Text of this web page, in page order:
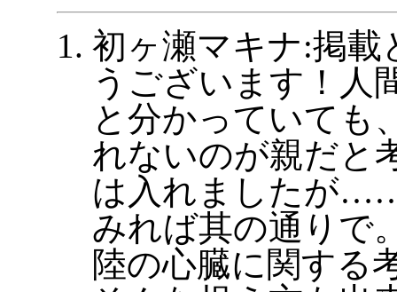
初ヶ瀬マキナ:掲載
うございます！人
と分かっていても
れないのが親だと
は入れましたが
みれば其の通りで
陸の心臓に関する